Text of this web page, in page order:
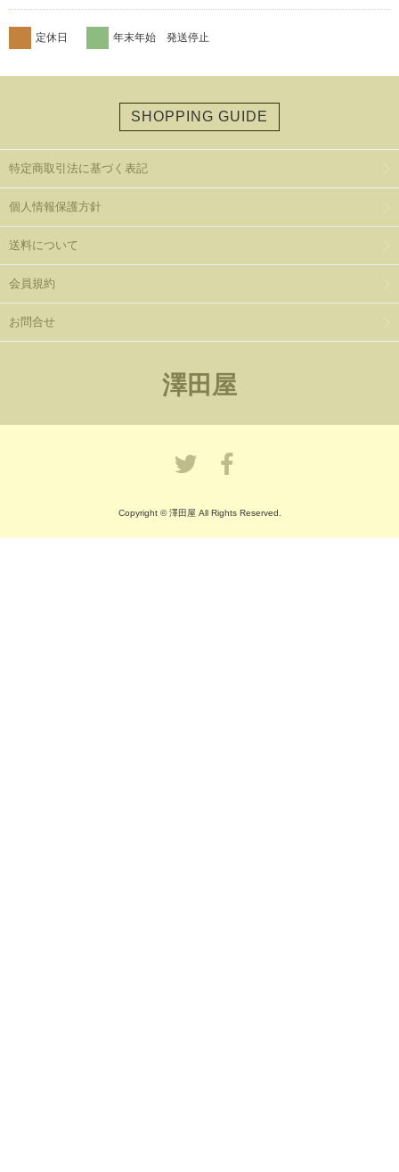
定休日 年末年始 発送停止
SHOPPING GUIDE
特定商取引法に基づく表記
個人情報保護方針
送料について
会員規約
お問合せ
澤田屋
Copyright © 澤田屋 All Rights Reserved.